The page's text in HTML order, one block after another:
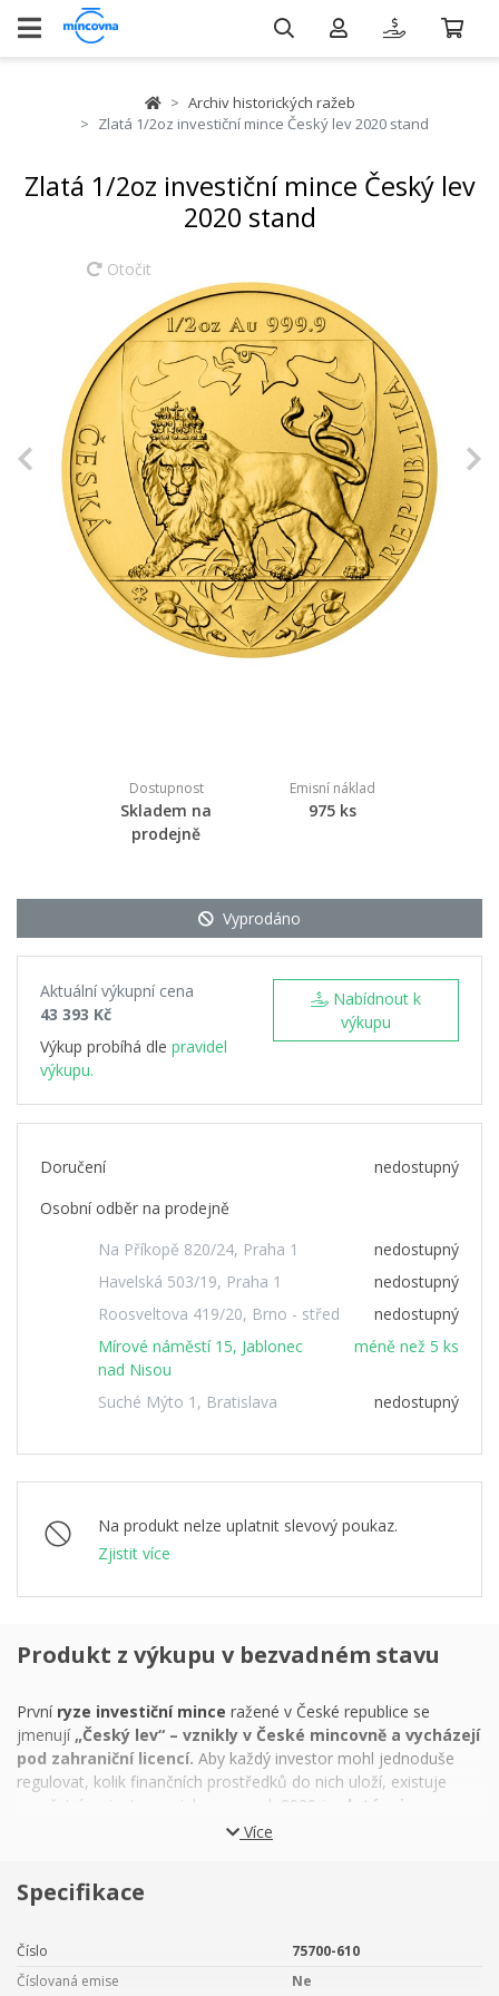
Archiv historických ražeb
Zlatá 1/2oz investiční mince Český lev 2020 stand
Zlatá 1/2oz investiční mince Český lev
2020 stand
Otočit
Previous
Dostupnost
Skladem na
prodejně
Emisní náklad
975 ks
Vyprodáno
Aktuální výkupní cena
43 393 Kč
Výkup probíhá dle pravidel
výkupu.
výkupu
Doručení
nedostupný
Osobní odběr na prodejně
Na Příkopě 820/24, Praha 1
nedostupný
Havelská 503/19, Praha 1
nedostupný
Roosveltova 419/20, Brno - střed
nedostupný
Mírové náměstí 15, Jablonec
nad Nisou
méně než 5 ks
Suché Mýto 1, Bratislava nedostupný
Na produkt nelze uplatnit slevový poukaz.
Zjistit více
Produkt z výkupu v bezvadném stavu
Prvníryze investiční mince ražené v České republice se
jmenují„Český lev“ – vznikly v České mincovně a vycházejí
pod zahraniční licencí. Aby každý investor mohl jednoduše
regulovat, kolik finančních prostředků do nich uloží, existuje
množství variant – novinkou pro rok 2020 je
zlatá mince
o hmotnosti jedné poloviny unce.
existuje totiž celá řada obměn této jednotky, z nichž některé se
obchodu s drahými kovy
– především zlatem, stříbrem a
platinou –, ale také drahokamy je univerzálně platnou jednotkou
Více
Specifikace
Číslo
75700-610
Číslovaná emise
Ne